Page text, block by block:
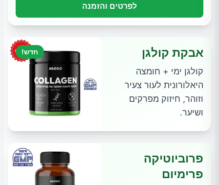
לפרטים והזמנה
חדש! אבקת קולגן
קולגן ימי + חומצה
היאלורונית לעור צעיר
וזוהר, חיזוק מפרקים
ושיער.
פרוביוטיקה
פרימיום